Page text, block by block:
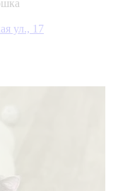
ул., 17